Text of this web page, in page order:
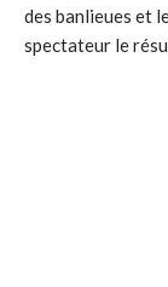
des banlieues et
spectateur le